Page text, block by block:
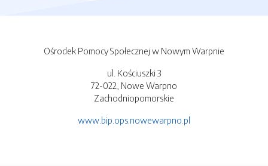
Ośrodek Pomocy Społecznej w Nowym Warpnie
ul. Kościuszki 3
72-022, Nowe Warpno
Zachodniopomorskie
www.bip.ops.nowewarpno.pl